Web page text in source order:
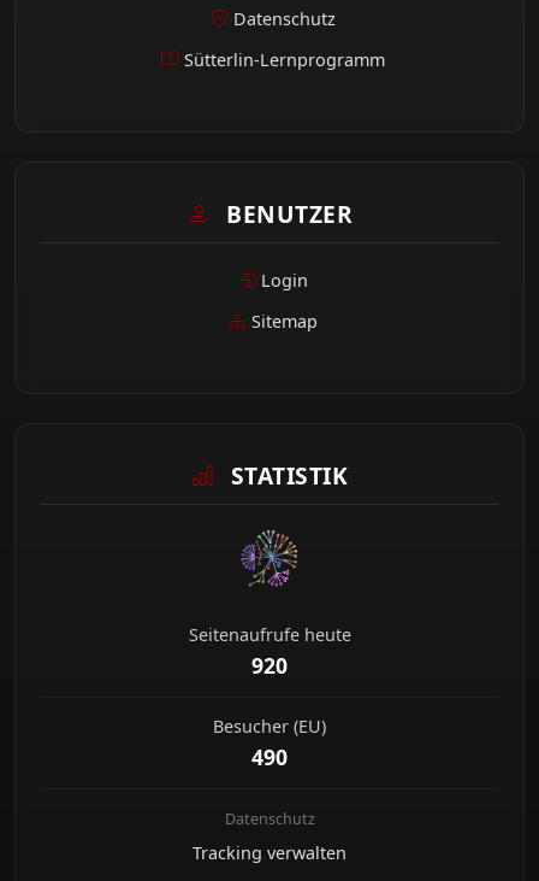
Datenschutz
Sütterlin-Lernprogramm
BENUTZER
Login
Sitemap
STATISTIK
Seitenaufrufe heute
920
Besucher (EU)
490
Datenschutz
Tracking verwalten